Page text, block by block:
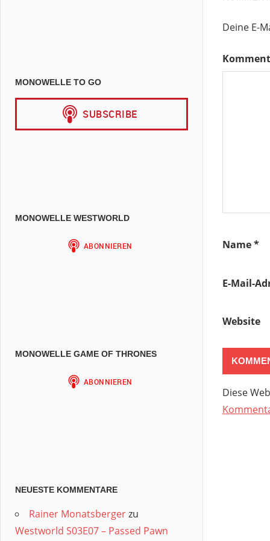
Deine E-
Name*
E-Mail-
Website
Diese
MONOWELLE TO GO
MONOWELLE WESTWORLD
MONOWELLE GAME OF THRONES
NEUESTE KOMMENTARE
Rainer Monatsbergerzu
Westworld S03E07 – Passed Pawn